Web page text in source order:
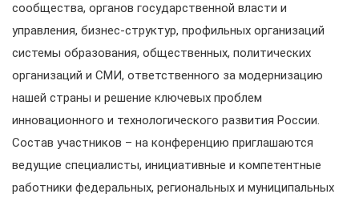
сообщества, органов государственной власти и
управления, бизнес-структур, профильных организаций
системы образования, общественных, политических
организаций и СМИ, ответственного за модернизацию
нашей страны и решение ключевых проблем
инновационного и технологического развития России.
Состав участников – на конференцию приглашаются
ведущие специалисты, инициативные и компетентные
работники федеральных, региональных и муниципальных